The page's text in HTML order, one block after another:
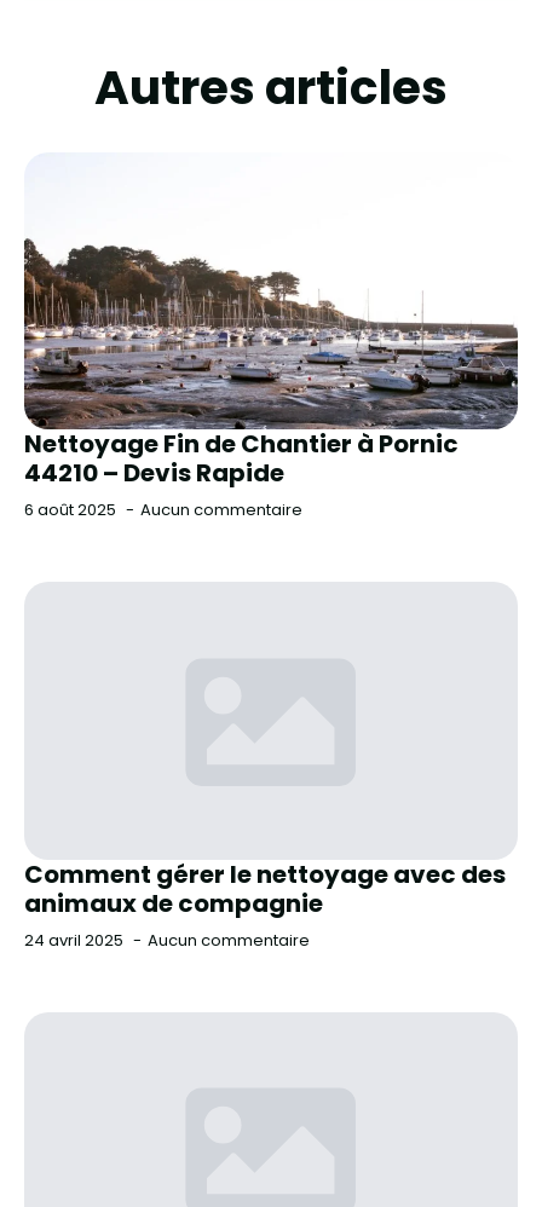
Autres articles
Nettoyage Fin de Chantier à Pornic
44210 – Devis Rapide
6 août 2025 Aucun commentaire
Comment gérer le nettoyage avec des
animaux de compagnie
24 avril 2025 Aucun commentaire